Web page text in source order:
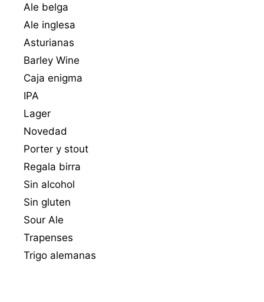
Ale belga
Ale inglesa
Asturianas
Barley Wine
Caja enigma
IPA
Lager
Novedad
Porter y stout
Regala birra
Sin alcohol
Sin gluten
Sour Ale
Trapenses
Trigo alemanas